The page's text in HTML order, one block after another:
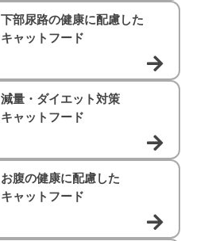
下部尿路の健康に配慮した
キャットフード
減量・ダイエット対策
キャットフード
お腹の健康に配慮した
キャットフード